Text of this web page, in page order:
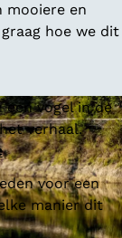
mooiere en
hoe we dit
een vogel in de
verhaal.
voor een
manier dit